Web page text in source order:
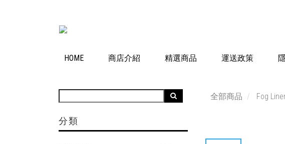
HOME 商店介紹 精選商品 運送政策
分類
全部商品 Fog